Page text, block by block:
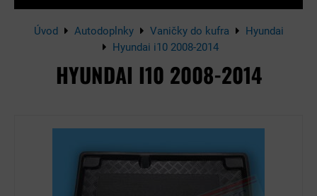
Úvod Autodoplnky Vaničky do kufra
Hyundai
Hyundai i10 2008-2014
HYUNDAI I10 2008-2014